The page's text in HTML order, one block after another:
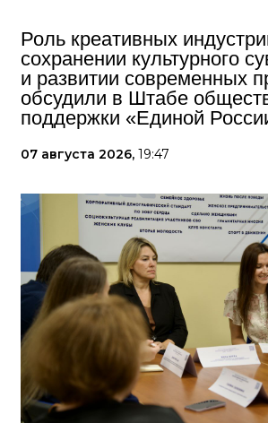
Роль креативных
сохранении культурного
и развитии современных
обсудили в Штабе
поддержки «Единой
07 августа 2026, 19:47